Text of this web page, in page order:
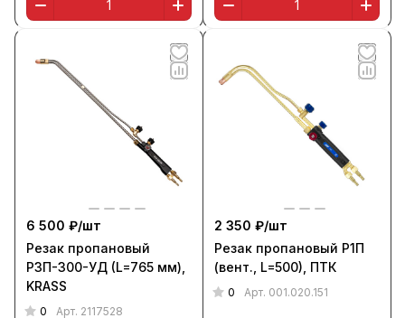
6 500 ₽/шт
Резак пропановый
Р3П-300-УД (L=765 мм),
KRASS
0 Арт. 2117528
2 350 ₽/шт
Резак пропановый Р1П
(вент., L=500), ПТК
0 Арт. 001.020.151